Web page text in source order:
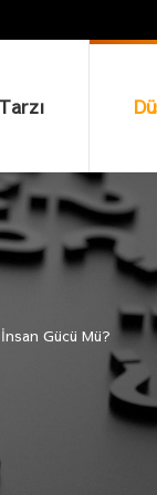
Gücü Mü?